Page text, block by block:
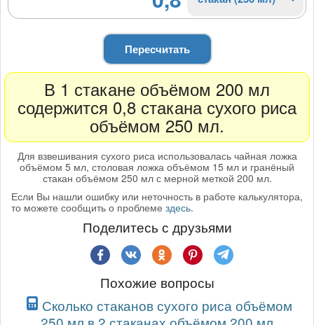
Пересчитать
В 1 стакане объёмом 200 мл
содержится 0,8 стакана сухого риса
объёмом 250 мл.
Для взвешивания сухого риса использовалась чайная ложка
объёмом 5 мл, столовая ложка объёмом 15 мл и гранёный
стакан объёмом 250 мл с мерной меткой 200 мл.
Если Вы нашли ошибку или неточность в работе калькулятора,
то можете сообщить о проблеме здесь.
Поделитесь с друзьями
Похожие вопросы
Сколько стаканов сухого риса объёмом